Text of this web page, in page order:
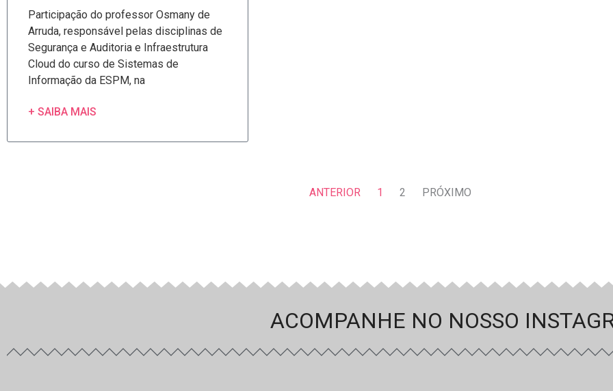
Participação do professor Osmany de
Arruda, responsável pelas disciplinas de
Segurança e Auditoria e Infraestrutura
Cloud do curso de Sistemas de
Informação da ESPM, na
+ SAIBA MAIS
ANTERIOR 1 2 PRÓXIMO
ACOMPANHE NO NOSSO